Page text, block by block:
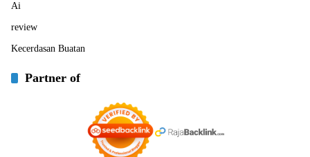
Ai
review
Kecerdasan Buatan
Partner of